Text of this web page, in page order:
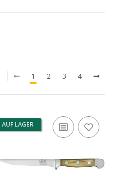
1 2 3 4
AUF LAGER